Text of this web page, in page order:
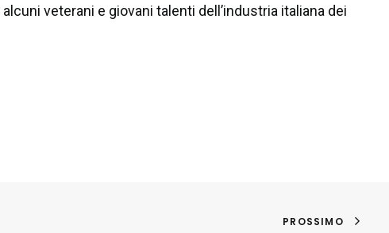
veterani e giovani talenti dell’industria italiana dei
PROSSIMO